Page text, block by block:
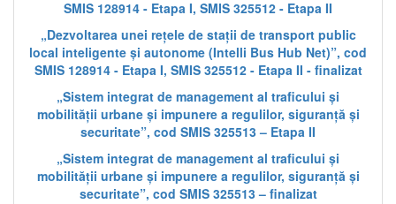
SMIS 128914 - Etapa I, SMIS 325512 - Etapa II
„Dezvoltarea unei rețele de stații de transport public
local inteligente și autonome (Intelli Bus Hub Net)”, cod
SMIS 128914 - Etapa I, SMIS 325512 - Etapa II - finalizat
„Sistem integrat de management al traficului și
mobilității urbane și impunere a regulilor, siguranță și
securitate”, cod SMIS 325513 – Etapa II
„Sistem integrat de management al traficului și
mobilității urbane și impunere a regulilor, siguranță și
securitate”, cod SMIS 325513 – finalizat